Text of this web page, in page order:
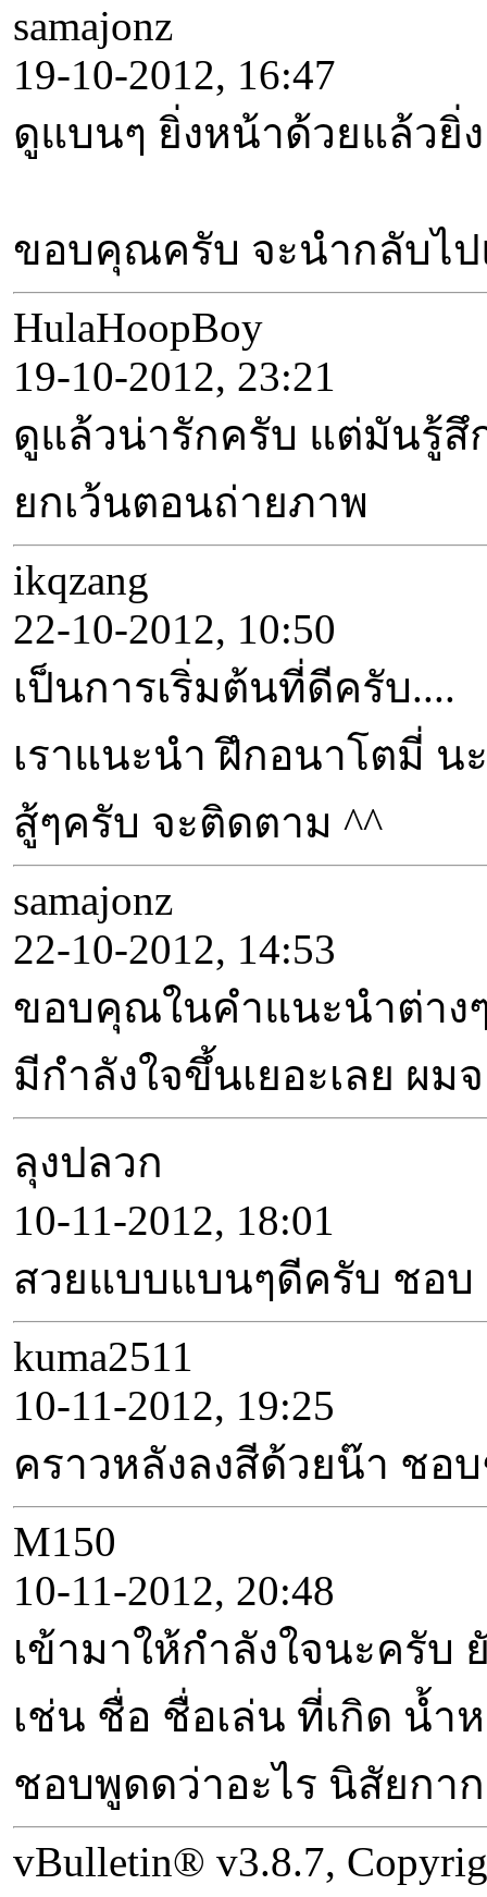
samajonz
19-10-2012, 16:47
ดูแบนๆ ยิ่งหน้าด้วยแล้วยิ่
ขอบคุณครับ จะนำกลับไ
HulaHoopBoy
19-10-2012, 23:21
ดูแล้วน่ารักครับ แต่มันรู้
ยกเว้นตอนถ่ายภาพ
ikqzang
22-10-2012, 10:50
เป็นการเริ่มต้นที่ดีครับ....
เราแนะนำ ฝึกอนาโตมี่ น
สู้ๆครับ จะติดตาม ^^
samajonz
22-10-2012, 14:53
ขอบคุณในคำแนะนำต่าง
มีกำลังใจขึ้นเยอะเลย ผม
ลุงปลวก
10-11-2012, 18:01
สวยแบบแบนๆดีครับ ชอบ
kuma2511
10-11-2012, 19:25
คราวหลังลงสีด้วยน๊า ชอ
M150
10-11-2012, 20:48
เข้ามาให้กำลังใจนะครับ
เช่น ชื่อ ชื่อเล่น ที่เกิด น้ำ
ชอบพูดดว่าอะไร นิสัยกา
vBulletin® v3.8.7,